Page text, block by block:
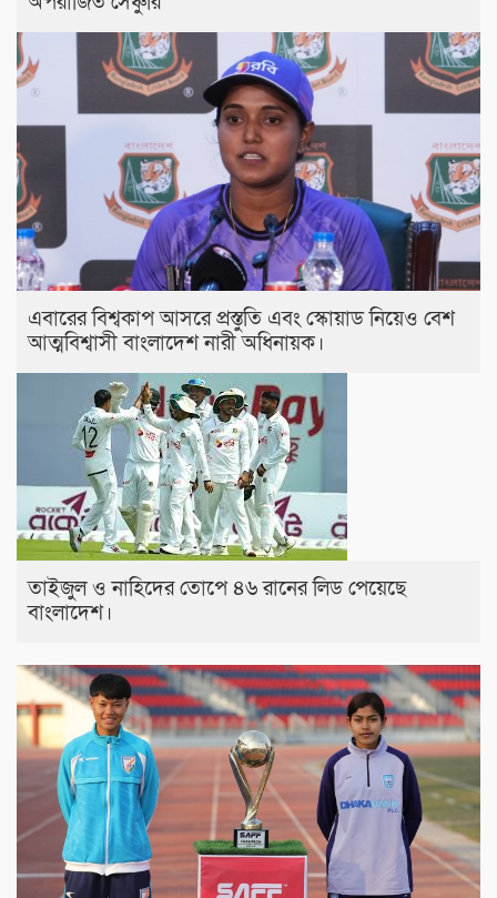
এবারের বিশ্বকাপ আসরে প্রস্তুতি এবং স্কোয়াড নিয়েও বেশ
আত্মবিশ্বাসী বাংলাদেশ নারী অধিনায়ক।
তাইজুল ও নাহিদের তোপে ৪৬ রানের লিড পেয়েছে
বাংলাদেশ।